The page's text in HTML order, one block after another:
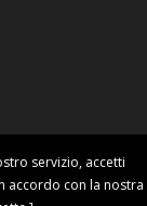
[Cookie Policy] [
servizio, accetti
accordo con la nostra